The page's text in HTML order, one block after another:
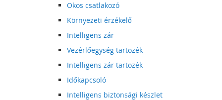
Okos csatlakozó
Környezeti érzékelő
Intelligens zár
Vezérlőegység tartozék
Intelligens zár tartozék
Időkapcsoló
Intelligens biztonsági készlet